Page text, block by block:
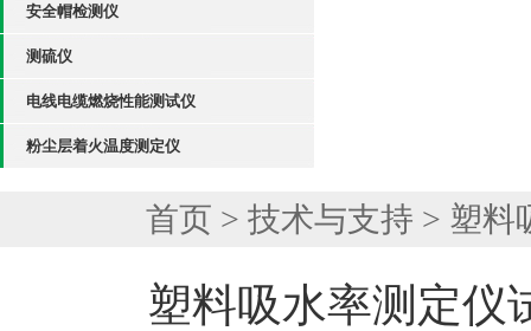
安全帽检测仪
测硫仪
电线电缆燃烧性能测试仪
粉尘层着火温度测定仪
首页 > 技术与支持 > 塑料
塑料吸水率测定仪